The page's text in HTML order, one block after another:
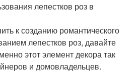
лепестков роз в
к созданию романтического
лепестков роз, давайте
этот элемент декора так
и домовладельцев.